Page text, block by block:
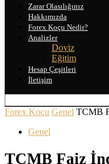
Zarar Olasılığınız
Hakkımızda
Forex Koçu Nedir?
Analizler
Doviz
Eğitim
Hesap Çeşitleri
İletişim
Forex Koçu Genel TCMB
Genel
TCMB Faiz